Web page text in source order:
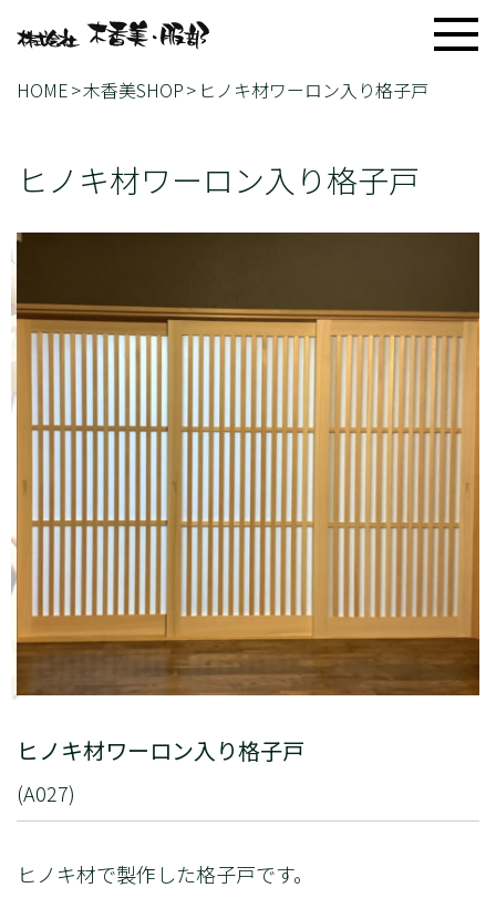
HOME 木香美SHOP ヒノキ材ワーロン入り格子戸
ヒノキ材ワーロン入り格子戸
ヒノキ材ワーロン入り格子戸
(A027)
ヒノキ材で製作した格子戸です。